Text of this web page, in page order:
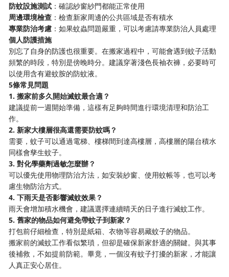
防蚊設施測試 ：確認紗窗紗門都能正常使用
周邊環境檢查 ：檢查新家周邊的公共區域是否有積水
專業防治考慮 ：如果蚊蟲問題嚴重，可以考慮請專業防治人員處理
個人防護措施
別忘了自身的防護也很重要。在搬家過程中，可能會遇到蚊子活動
頻繁的時段，特別是傍晚時分。建議穿著淺色長袖衣褲，必要時可
以使用含有避蚊胺的防蚊液。
5條常見問題
1. 搬家前多久開始滅蚊最合適？
建議提前一週開始準備，這樣有足夠時間進行環境清理和防治工
作。
2. 新家大樓層很高還需要防蚊嗎？
需要，蚊子可以通過電梯、樓梯間到達高樓層，高樓層的陽台積水
同樣會孳生蚊子。
3. 對化學藥劑過敏怎麼辦？
可以優先使用物理防治方法，如安裝紗窗、使用蚊帳等，也可以考
慮生物防治方式。
4. 下雨天是否影響滅蚊效果？
雨天會增加積水機會，建議選擇連續晴天的日子進行滅蚊工作。
5. 舊家的物品如何避免帶蚊子到新家？
打包前仔細檢查，特別是紙箱、衣物等容易藏蚊子的物品。
搬家前的滅蚊工作看似繁瑣，但卻是確保新家舒適的關鍵。與其事
後補救，不如提前防範。畢竟，一個沒有蚊子打擾的新家，才能讓
人真正安心居住。